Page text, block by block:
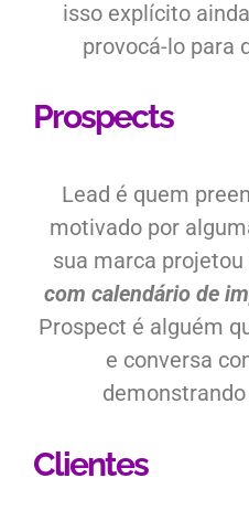
isso explícito
provocá-lo para
Prospects
Lead é quem
motivado por
sua marca projetou
com calendário de
Prospect é alguém
e conversa
Clientes